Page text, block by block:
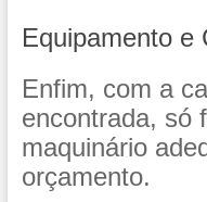
Equipamento e
Enfim, com a
encontrada, só
maquinário
orçamento.